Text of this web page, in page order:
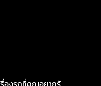
รื่องรถที่คุณอยากรู้